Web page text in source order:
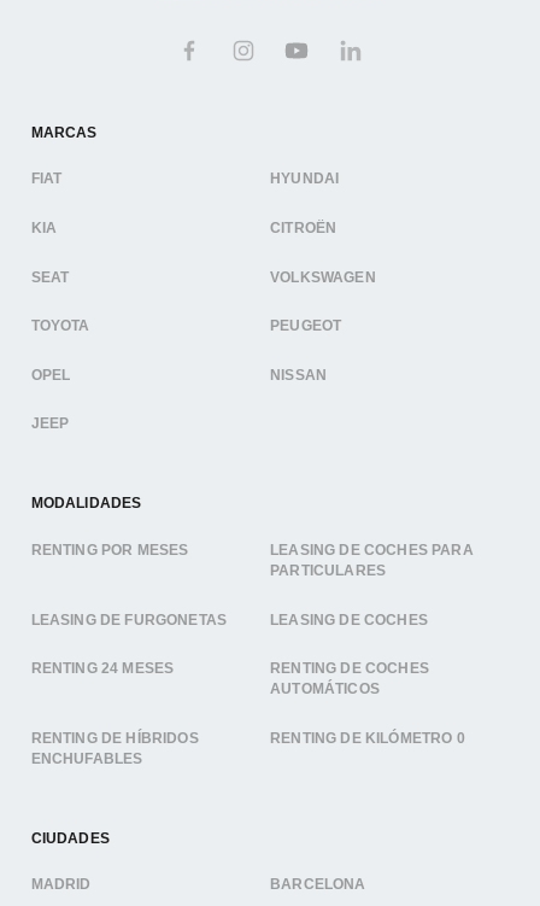
MARCAS
FIAT HYUNDAI
KIA CITROËN
SEAT VOLKSWAGEN
TOYOTA PEUGEOT
OPEL NISSAN
JEEP
MODALIDADES
RENTING POR MESES
LEASING DE COCHES PARA
PARTICULARES
LEASING DE FURGONETAS LEASING DE COCHES
RENTING 24 MESES
RENTING DE COCHES
AUTOMÁTICOS
RENTING DE HÍBRIDOS
ENCHUFABLES
RENTING DE KILÓMETRO 0
CIUDADES
MADRID BARCELONA